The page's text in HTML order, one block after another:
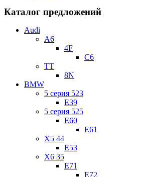
Каталог предложений
Audi
A6
4F
C6
TT
8N
BMW
5 серия 523
E39
5 серия 525
E60
E61
X5 44
E53
X6 35
E71
E72